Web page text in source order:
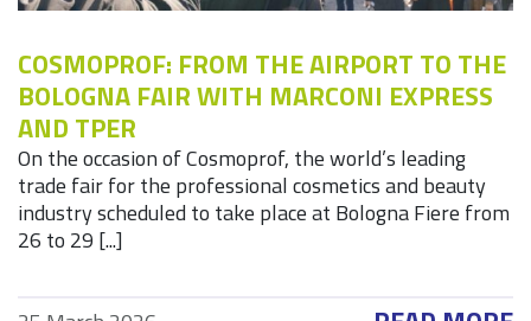
COSMOPROF: FROM THE AIRPORT TO THE
BOLOGNA FAIR WITH MARCONI EXPRESS
AND TPER
On the occasion of Cosmoprof, the world’s leading
trade fair for the professional cosmetics and beauty
industry scheduled to take place at Bologna Fiere from
26 to 29 [...]